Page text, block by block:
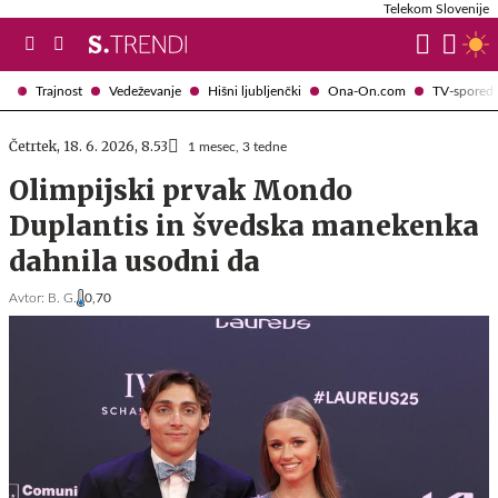
Trajnost Vedeževanje Hišni ljubljenčki Ona-On.com TV-spored
Telekom Slovenije
Četrtek, 18. 6. 2026, 8.53 1 mesec, 3 tedne
Olimpijski prvak Mondo
Duplantis in švedska manekenka
dahnila usodni da
Avtor: B. G. 0,70